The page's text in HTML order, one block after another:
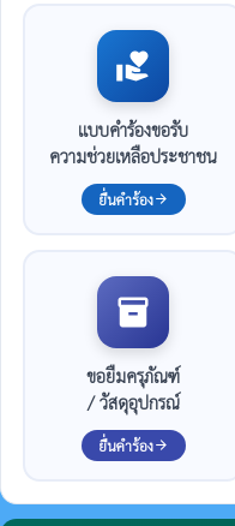
volunteer_activism
แบบคำร้องขอรับ
ความช่วยเหลือประชาชน
ยื่นคำร้องarrow_forward
inventory_2
ขอยืมครุภัณฑ์
/ วัสดุอุปกรณ์
ยื่นคำร้องarrow_forward